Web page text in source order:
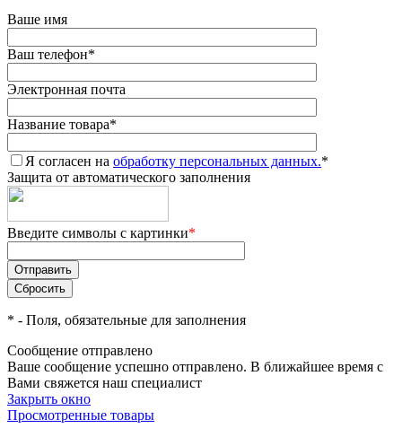
Ваше имя
Ваш телефон*
Электронная почта
Название товара*
Я согласен на обработку персональных данных.*
Защита от автоматического заполнения
Введите символы с картинки*
* - Поля, обязательные для заполнения
Сообщение отправлено
Ваше сообщение успешно отправлено. В ближайшее время с
Вами свяжется наш специалист
Закрыть окно
Просмотренные товары